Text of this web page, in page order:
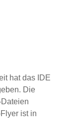
hat das IDE
Die
ist in